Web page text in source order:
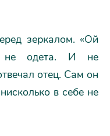
зеркалом. «Ой
не одета. И не
отец. Сам он
в себе не